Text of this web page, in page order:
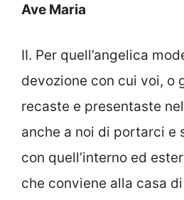
Ave Maria
II. Per quell’angelica
devozione con cui voi, o
recaste e presentaste
anche a noi di portarci e
con quell’interno ed
che conviene alla casa